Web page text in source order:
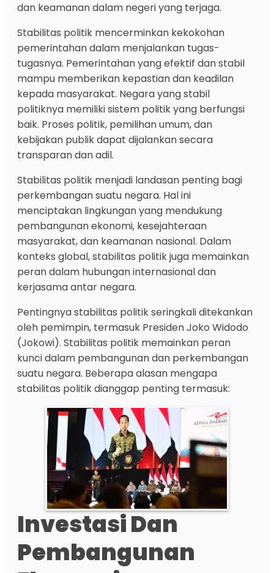
dan keamanan dalam negeri yang terjaga.
Stabilitas politik mencerminkan kekokohan
pemerintahan dalam menjalankan tugas-
tugasnya. Pemerintahan yang efektif dan stabil
mampu memberikan kepastian dan keadilan
kepada masyarakat. Negara yang stabil
politiknya memiliki sistem politik yang berfungsi
baik. Proses politik, pemilihan umum, dan
kebijakan publik dapat dijalankan secara
transparan dan adil.
Stabilitas politik menjadi landasan penting bagi
perkembangan suatu negara. Hal ini
menciptakan lingkungan yang mendukung
pembangunan ekonomi, kesejahteraan
masyarakat, dan keamanan nasional. Dalam
konteks global, stabilitas politik juga memainkan
peran dalam hubungan internasional dan
kerjasama antar negara.
Pentingnya stabilitas politik seringkali ditekankan
oleh pemimpin, termasuk Presiden Joko Widodo
(Jokowi). Stabilitas politik memainkan peran
kunci dalam pembangunan dan perkembangan
suatu negara. Beberapa alasan mengapa
stabilitas politik dianggap penting termasuk:
Investasi Dan
Pembangunan